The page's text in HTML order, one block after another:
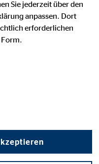
dass man am besten
folgt.
für uns der Schlüssel
ist abwechslungsreich,
Lösungen braucht.
Kund*innen bei
ihrer Ziele.
Sie jederzeit über den
anpassen. Dort
erforderlichen